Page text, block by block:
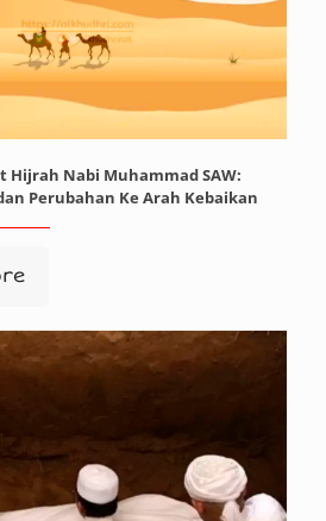
Hijrah Nabi Muhammad SAW:
Perubahan Ke Arah Kebaikan